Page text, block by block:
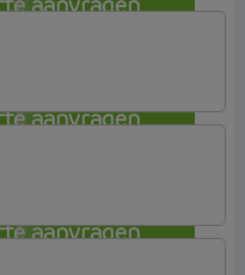
aanvragen
aanvragen